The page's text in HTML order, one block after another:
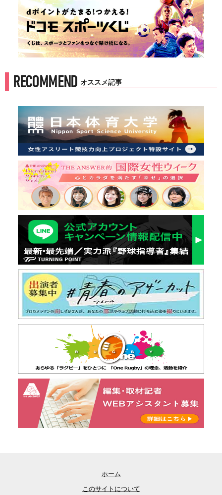
RECOMMEND オススメ記事
ホーム
このサイトについて